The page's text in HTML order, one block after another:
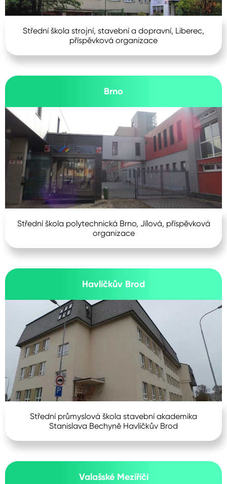
Střední škola strojní, stavební a dopravní, Liberec,
příspěvková organizace
Brno
Střední škola polytechnická Brno, Jílová, příspěvková
organizace
Havlíčkův Brod
Střední průmyslová škola stavební akademika
Stanislava Bechyně Havlíčkův Brod
Valašské Meziříčí